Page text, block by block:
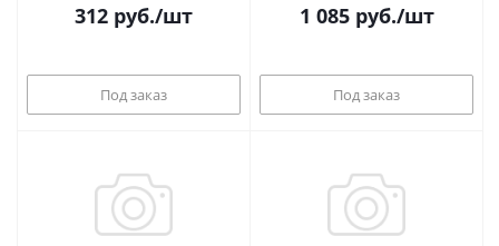
312 руб./шт
Под заказ
1 085руб./шт
Под заказ